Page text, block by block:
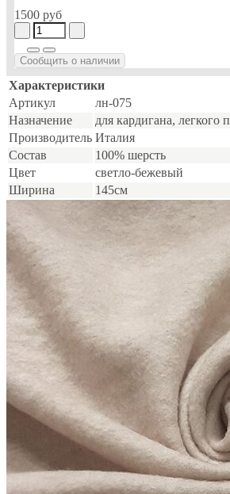
1500 руб
Сообщить о наличии
Характеристики
Артикул
лн-075
Назначение
для кардигана, легкого
Производитель Италия
Состав
100% шерсть
Цвет
светло-бежевый
Ширина
145см